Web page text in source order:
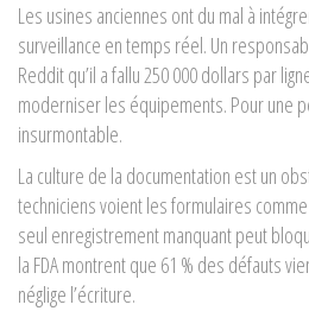
Les usines anciennes ont du mal à
surveillance en temps réel. Un
Reddit qu’il a fallu 250 000 dollars par
moderniser les équipements. Pour une
insurmontable.
La culture de la documentation est un
techniciens voient les formulaires
seul enregistrement manquant peut
la FDA montrent que 61 % des défauts
néglige l’écriture.